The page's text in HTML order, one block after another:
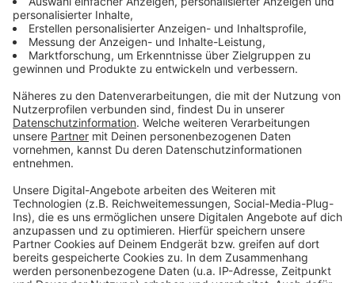
Antragstellung und weitere Informationen
Anzeige
Alle Informationen zur Antragstellung und den
Förderbedingungen findet ihr auf der Website des
NRW-Umweltministeriums . Nutzt die Chance, eure
Naturschutzprojekte finanziell zu unterstützen und
einen Beitrag zum Erhalt der Umwelt zu leisten.
Anzeige